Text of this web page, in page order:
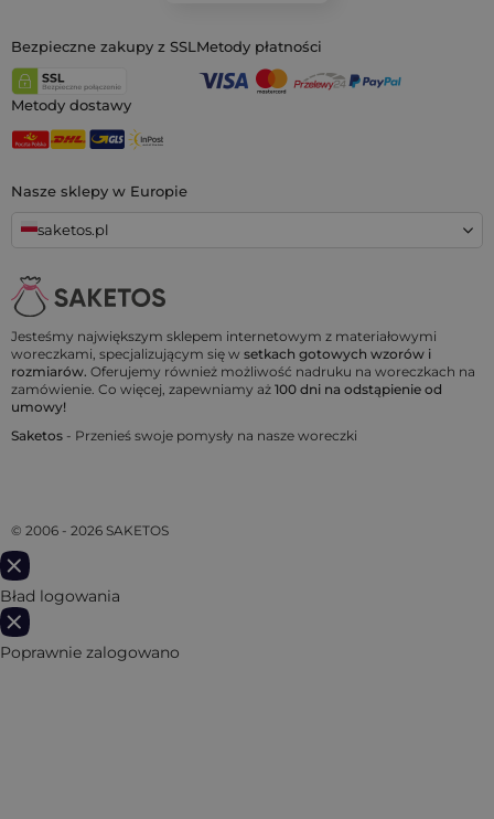
Jesteśmy największym sklepem internetowym z materiałowymi
woreczkami, specjalizującym się w setkach gotowych wzorów i
rozmiarów. Oferujemy również możliwość nadruku na woreczkach na
zamówienie. Co więcej, zapewniamy aż 100 dni na odstąpienie od
umowy!
Saketos - Przenieś swoje pomysły na nasze woreczki
Nasze sklepy w Europie
saketos.pl
Bezpieczne zakupy z SSL Metody płatności
Metody dostawy
© 2006 - 2026 SAKETOS
Bład logowania
Poprawnie zalogowano